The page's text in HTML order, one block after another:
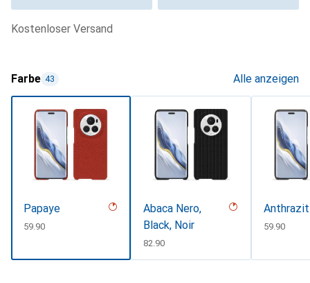
kostenloser Versand
Farbe 43 Alle anzeigen
Papaye
CHF
59.90
Abaca Nero,
Black, Noir
CHF
82.90
Anthrazit
CHF
59.90